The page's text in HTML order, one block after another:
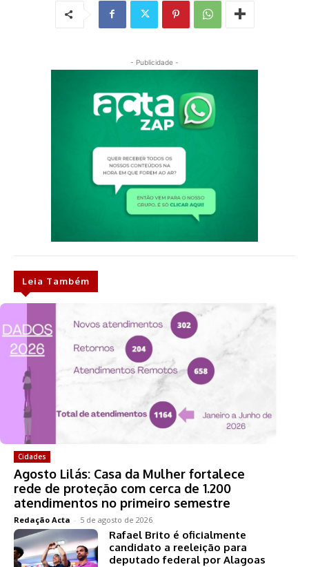
- Publicidade -
Leia Também
Cidades
Agosto Lilás: Casa da Mulher fortalece
rede de proteção com cerca de 1.200
atendimentos no primeiro semestre
Redação Acta - 5 de agosto de 2026
Rafael Brito é oficialmente
candidato a reeleição para
deputado federal por Alagoas